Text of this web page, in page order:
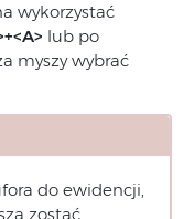
wykorzystać
lub po
myszy wybrać
do ewidencji,
zostać